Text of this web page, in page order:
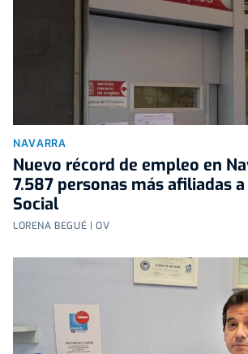
NAVARRA
Nuevo récord de empleo en
7.587 personas más afiliadas
Social
LORENA BEGUÉ | OV